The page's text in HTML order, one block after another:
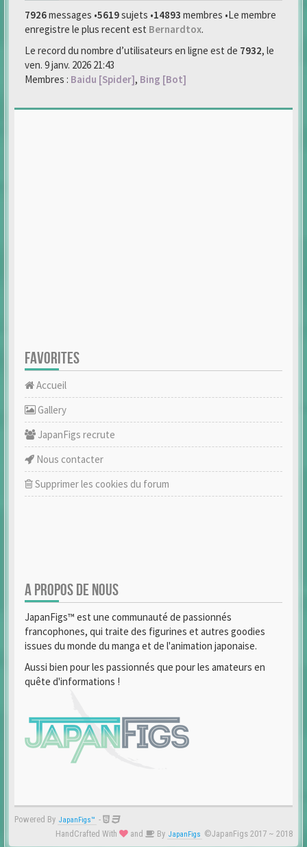
7926messages •5619sujets •14893 membres •Le membre
enregistre le plus recent est Bernardtox.
Le record du nombre d’utilisateurs en ligne est de 7932, le
ven. 9 janv. 2026 21:43
Membres : Baidu [Spider], Bing [Bot]
FAVORITES
Accueil
Gallery
JapanFigs recrute
Nous contacter
Supprimer les cookies du forum
A PROPOS DE NOUS
JapanFigs™ est une communauté de passionnés
francophones, qui traite des figurines et autres goodies
issues du monde du manga et de l'animation japonaise.
Aussi bien pour les passionnés que pour les amateurs en
quête d'informations !
Powered By JapanFigs™ -
HandCrafted With
and By JapanFigs ©JapanFigs 2017 ~ 2018